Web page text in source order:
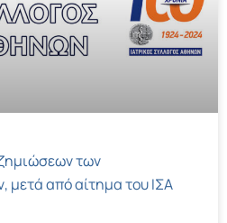
των
μετά από αίτημα του ΙΣΑ